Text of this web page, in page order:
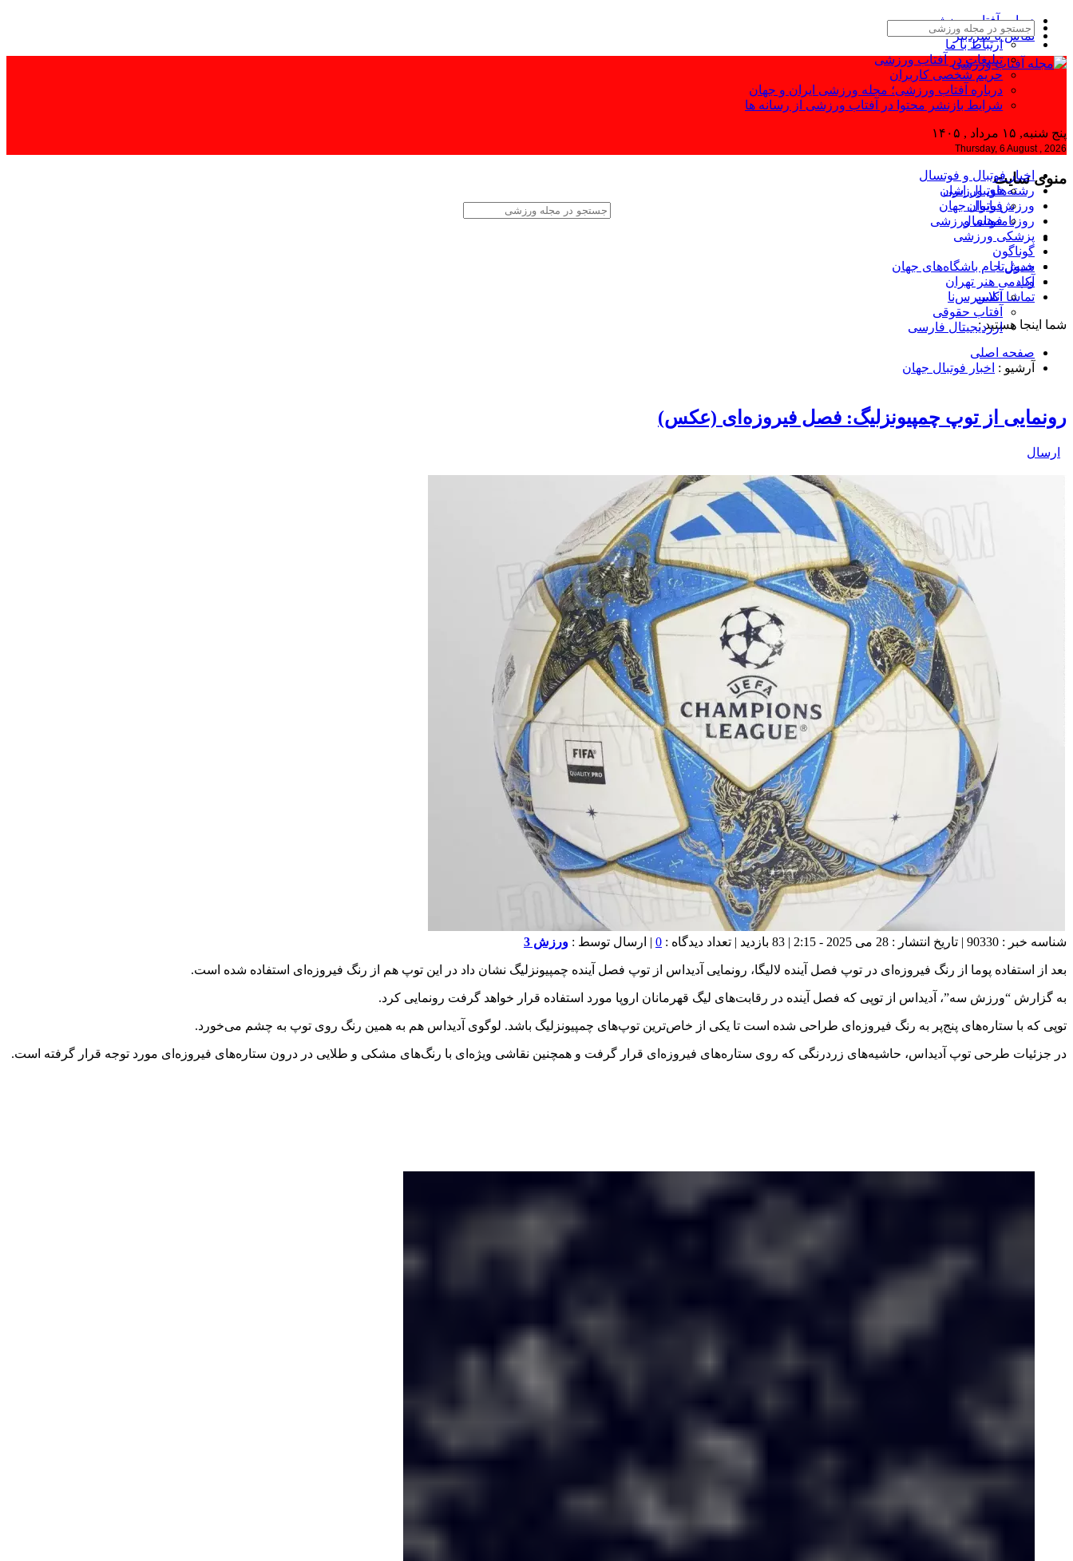
درباره آفتاب ورزشی
تماس با سردبیر
ارتباط با ما
تبلیغات در آفتاب ورزشی
حریم شخصی کاربران
درباره آفتاب ورزشی؛ مجله ورزشی ایران و جهان
شرایط بازنشر محتوا در آفتاب ورزشی از رسانه ها
پنج شنبه, ۱۵ مرداد , ۱۴۰۵
Thursday, 6 August , 2026
اخبار فوتبال و فوتسال
فوتبال ایران
فوتبال جهان
فوتسال
رشته‌های ورزشی
ورزش بانوان
روزنامه‌های ورزشی
پزشکی ورزشی
گوناگون
جدول جام باشگاه‌های جهان
وب
اکسپرس‌نا
آفتاب حقوقی
ارزدیجیتال فارسی
منوی سایت
شیش‌تا
آکادمی هنر تهران
تماشا آنلاین
شما اینجا هستید :
صفحه اصلی
آرشیو : اخبار فوتبال جهان
رونمایی از توپ چمپیونزلیگ: فصل فیروزه‌ای (عکس)‏
ارسال
شناسه خبر : 90330 | تاریخ انتشار : 28 می 2025 - 2:15 | 83 بازدید | تعداد دیدگاه : 0 | ارسال توسط : ورزش 3
بعد از استفاده پوما از رنگ فیروزه‌ای در توپ فصل آینده لالیگا، ‏رونمایی آدیداس از توپ فصل آینده چمپیونزلیگ نشان داد در این ‏توپ هم از رنگ فیروزه‌ای استفاده شده است. ‏
به گزارش “ورزش سه”، آدیداس از توپی که فصل آینده در رقابت‌های ‏لیگ قهرمانان اروپا مورد استفاده قرار خواهد گرفت رونمایی کرد. ‏
توپی که با ستاره‌های پنج‌پر به رنگ فیروزه‌ای طراحی شده است تا ‏یکی از خاص‌ترین توپ‌های چمپیونزلیگ باشد. لوگوی آدیداس هم به ‏همین رنگ روی توپ به چشم می‌خورد. ‏
در جزئیات طرحی توپ آدیداس، حاشیه‌های زردرنگی که روی ‏ستاره‌های فیروزه‌ای قرار گرفت و همچنین نقاشی ویژه‌ای با رنگ‌های ‏مشکی و طلایی در درون ستاره‌های فیروزه‌ای مورد توجه قرار گرفته ‏است. ‏